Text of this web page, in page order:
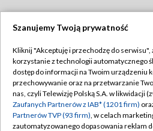
TVP
Abonament TVP
Emisja w TVP
Centrum informacji TVP
Regulamin
Polityka
Moje
Szanujemy Twoją prywatność
Kliknij "Akceptuję i przechodzę do serwisu",
korzystanie z technologii automatycznego
dostęp do informacji na Twoim urządzeniu
przechowywanie oraz na przetwarzanie
nas, czyli Telewizję Polską S.A. w likwidacji
Zaufanych Partnerów z IAB* (1201 firm)
Partnerów TVP (93 firm), w celach
zautomatyzowanego dopasowania reklam